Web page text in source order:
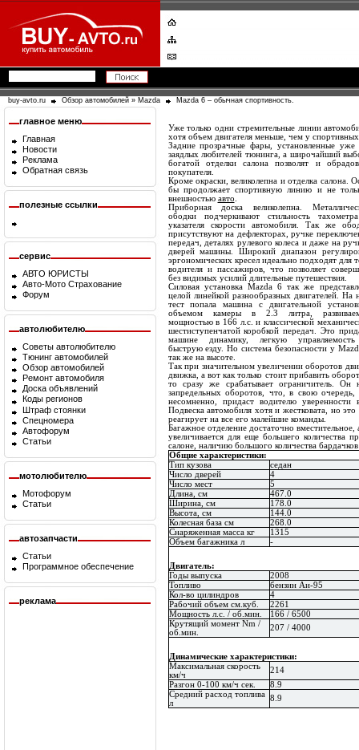
buy-avto.ru Обзор автомобилей » Mazda Mazda 6 – обычная спортивность.
главное меню
Главная
Новости
Реклама
Обратная связь
полезные ссылки
сервис
АВТО ЮРИСТЫ
Авто-Мото Страхование
Форум
автолюбителю
Советы автолюбителю
Тюнинг автомобилей
Обзор автомобилей
Ремонт автомобиля
Доска объявлений
Коды регионов
Штраф стоянки
Спецномера
Автофорум
Статьи
мотолюбителю
Мотофорум
Статьи
автозапчасти
Статьи
Программное обеспечение
реклама
Уже только одни стремительные линии
хотя объем двигателя меньше, чем у
Задние прозрачные фары, установленные
заядлых любителей тюнинга, а широчайший
богатой отделки салона позволят и
покупателя.
Кроме окраски, великолепна и отделка салона.
бы продолжает спортивную линию и не
внешностью авто
Приборная доска великолепна.
ободки подчеркивают стильность
указателя скорости автомобиля. Так же
присутствуют на дефлекторах, ручке
передач, деталях рулевого колеса и даже на
дверей машины. Широкий диапазон
эргономических кресел идеально подходят для
водителя и пассажиров, что позволяет
без видимых усилий длительные путешествия.
Силовая установка Mazda 6 так же
целой линейкой разнообразных двигателей. На
тест попала машина с двигательной
объемом камеры в 2.3 литра,
мощностью в 166 л.с. и классической
шестиступенчатой коробкой передач. Это
машине динамику, легкую
быструю езду. Но система безопасности у
так же на высоте.
Так при значительном увеличении оборотов
движка, а вот как только стоит прибавить
то сразу же срабатывает ограничитель. Он
запредельных оборотов, что, в свою
несомненно, придаст водителю
Подвеска автомобиля хотя и жестковата, но
реагирует на все его малейшие команды.
Багажное отделение достаточно
увеличивается для еще большего количества
салоне, наличию большого количества
Общие характеристики:
Тип кузова
седан
Число дверей
4
Число мест
5
Длина, см
467.0
Ширина, см
178.0
Высота, см
144.0
Колесная база см
268.0
Снаряженная масса кг
1315
Объем багажника л
-
Двигатель:
Годы выпуска
2008
Топливо
бензин Аи-95
Кол-во цилиндров
4
Рабочий объем см.куб.
2261
Мощность л.с. / об.мин.
166 / 6500
Крутящий момент Nm /
об.мин.
207 / 4000
Динамические характеристики:
Максимальная скорость
км/ч
214
Разгон 0-100 км/ч сек.
8.9
Средний расход топлива
л
8.9